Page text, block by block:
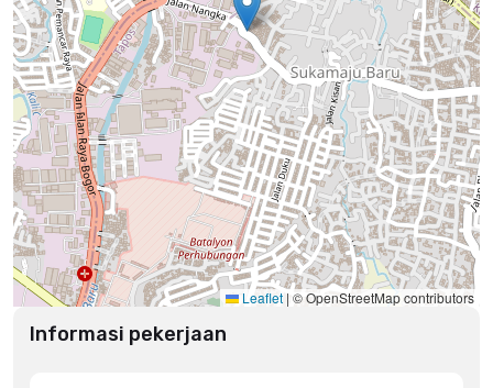
Leaflet | © OpenStreetMap contributors
Informasi pekerjaan